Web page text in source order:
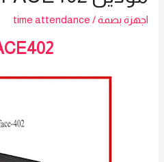
اجهزة بصمة/
time attendance